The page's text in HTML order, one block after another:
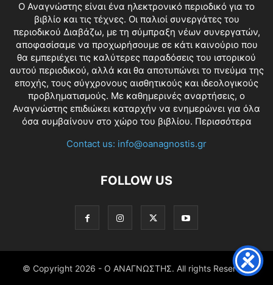
O Αναγνώστης είναι ένα ηλεκτρονικό περιοδικό για το
βιβλίο και τις τέχνες. Οι παλιοί συνεργάτες του
περιοδικού Διαβάζω, με τη σύμπραξη νέων συνεργατών,
αποφασίσαμε να προχωρήσουμε σε κάτι καινούριο που
θα εμπεριέχει τις καλύτερες παραδόσεις του ιστορικού
αυτού περιοδικού, αλλά και θα αποτυπώνει το πνεύμα της
εποχής, τους σύγχρονους αισθητικούς και ιδεολογικούς
προβληματισμούς. Με καθημερινές αναρτήσεις, ο
Αναγνώστης επιδιώκει καταρχήν να ενημερώνει για όλα
όσα συμβαίνουν στο χώρο του βιβλίου. Περισσότερα
Contact us: info@oanagnostis.gr
FOLLOW US
© Copyright 2026 - Ο ΑΝΑΓΝΩΣΤΗΣ. All rights Reserved